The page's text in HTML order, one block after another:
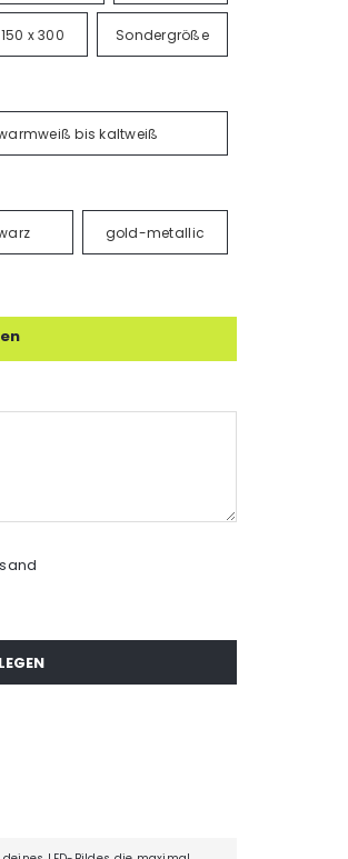
150 x 300 Sondergröße
bis kaltweiß
gold-metallic